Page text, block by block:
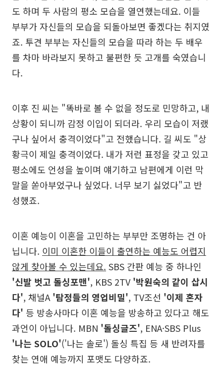
도 하며 두 사람의 평소 모습을 열연했는데요. 이들
부부가 자신들의 모습을 되돌아보면 좋겠다는 취지였
죠. 투견 부부는 자신들의 모습을 따라 하는 두 배우
를 차마 바라보지 못하고 불편한 듯 고개를 숙였습니
다.
이후 진 씨는 "똑바로 볼 수 없을 정도로 민망하고, 내
상황이 되니까 감정 이입이 되더라. 우리 모습이 저랬
구나 싶어서 충격이었다"고 전했습니다. 길 씨도 "상
황극이 제일 충격이었다. 내가 저런 표정을 갖고 있고
평소에도 언성을 높이며 얘기하고 남편에게 이런 막
말을 쏟아부었구나 싶었다. 너무 보기 싫었다"고 반
성했죠.
이혼 예능이 이혼을 고민하는 부부만 조명하는 건 아
닙니다. 이미 이혼한 이들이 출연하는 예능도 어렵지
않게 찾아볼 수 있는데요. SBS 간판 예능 중 하나인
'신발 벗고 돌싱포맨', KBS 2TV'박원숙의 같이 삽시
다', 채널A'탐정들의 영업비밀', TV조선 '이제 혼자
다' 등 방송사마다 이혼 예능을 방송하고 있다고 해도
과언이 아닙니다. MBN '돌싱글즈', ENA·SBS Plus
'나는 SOLO'('나는 솔로') 돌싱 특집 등 새 반려자를
찾는 연애 예능까지 포맷도 다양하죠.